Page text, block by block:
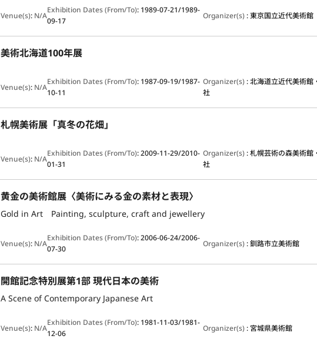
Venue(s): N/A
Exhibition Dates (From/To): 1989-07-21/1989-
09-17
Organizer(s):東京国立近代美術館
美術北海道100年展
Venue(s): N/A
Exhibition Dates (From/To): 1987-09-19/1987-
10-11
Organizer(s):北海道立近代美術館
社
札幌美術展「真冬の花畑」
Venue(s): N/A
Exhibition Dates (From/To):2009-11-29/2010-
01-31
Organizer(s):札幌芸術の森美術館
社
黄金の美術館展〈美術にみる金の素材と表現〉
Gold in Art Painting, sculpture, craft and jewellery
Venue(s): N/A
Exhibition Dates (From/To):2006-06-24/2006-
07-30
Organizer(s):釧路市立美術館
開館記念特別展第1部 現代日本の美術
A Scene of Contemporary Japanese Art
Venue(s): N/A
Exhibition Dates (From/To): 1981-11-03/1981-
12-06
Organizer(s): 宮城県美術館